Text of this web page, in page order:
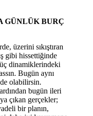
GÜNLÜK BURÇ
üzerini sıkıştıran
gibi hissettiğinde
dinamiklerindeki
ın. Bugün aynı
olabilirsin.
bugün ileri
çıkan gerçekler;
bir planın,